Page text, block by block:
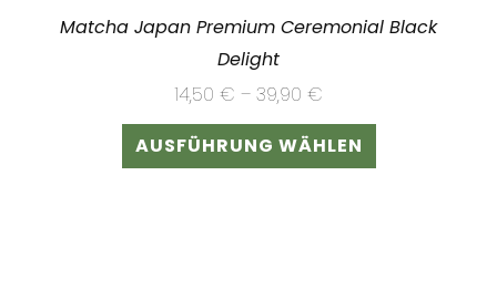
Matcha Japan Premium Ceremonial Black
Delight
14,50 € – 39,90 €
AUSFÜHRUNG WÄHLEN
Dieses
Produkt